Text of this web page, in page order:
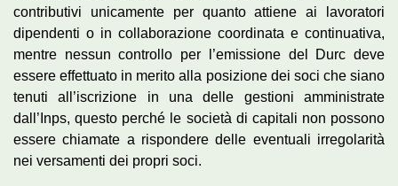
contributivi unicamente per quanto attiene ai lavoratori
dipendenti o in collaborazione coordinata e continuativa,
mentre nessun controllo per l’emissione del Durc deve
essere effettuato in merito alla posizione dei soci che siano
tenuti all’iscrizione in una delle gestioni amministrate
dall’Inps, questo perché le società di capitali non possono
essere chiamate a rispondere delle eventuali irregolarità
nei versamenti dei propri soci.